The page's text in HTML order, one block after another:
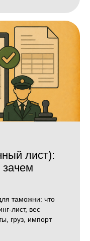
лист):
зачем
таможни: что
лист, вес
груз, импорт